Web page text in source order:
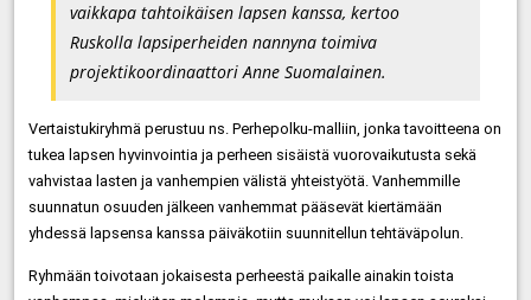
vaikkapa tahtoikäisen lapsen kanssa, kertoo
Ruskolla lapsiperheiden nannyna toimiva
projektikoordinaattori Anne Suomalainen.
Vertaistukiryhmä perustuu ns. Perhepolku-malliin, jonka tavoitteena on
tukea lapsen hyvinvointia ja perheen sisäistä vuorovaikutusta sekä
vahvistaa lasten ja vanhempien välistä yhteistyötä. Vanhemmille
suunnatun osuuden jälkeen vanhemmat pääsevät kiertämään
yhdessä lapsensa kanssa päiväkotiin suunnitellun tehtäväpolun.
Ryhmään toivotaan jokaisesta perheestä paikalle ainakin toista